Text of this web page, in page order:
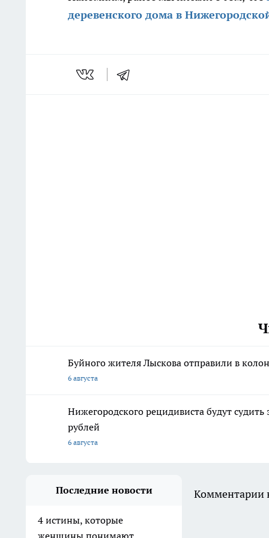
деревенского дома в
Буйного жителя Лыскова отправили в
6 августа
Нижегородского рецидивиста будут
рублей
6 августа
Последние новости
4 истины, которые
женщины понимают
Комментарии